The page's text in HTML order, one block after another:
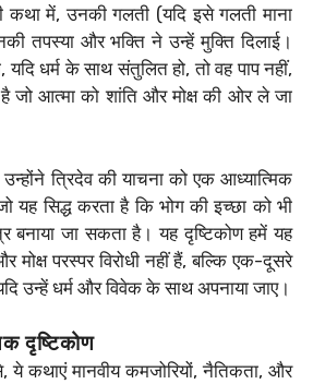
कथा में, उनकी गलती (यदि इसे गलती माना
तपस्या और भक्ति ने उन्हें मुक्ति दिलाई।
यदि धर्म के साथ संतुलित हो, तो वह पाप नहीं,
है जो आत्मा को शांति और मोक्ष की ओर ले जा
त्रिदेव की याचना को एक आध्यात्मिक
यह सिद्ध करता है कि भोग की इच्छा को भी
बनाया जा सकता है। यह दृष्टिकोण हमें यह
मोक्ष परस्पर विरोधी नहीं हैं, बल्कि एक-दूसरे
उन्हें धर्म और विवेक के साथ अपनाया जाए।
दृष्टिकोण
ये कथाएं मानवीय कमजोरियों, नैतिकता, और